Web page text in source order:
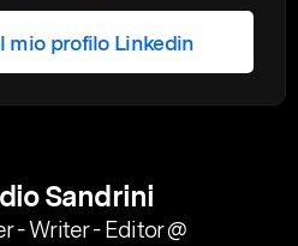
Sandrini
- Writer - Editor @
mio profilo Linkedin